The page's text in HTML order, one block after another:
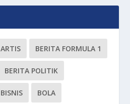
ARTIS BERITA FORMULA 1
BERITA POLITIK
BISNIS BOLA